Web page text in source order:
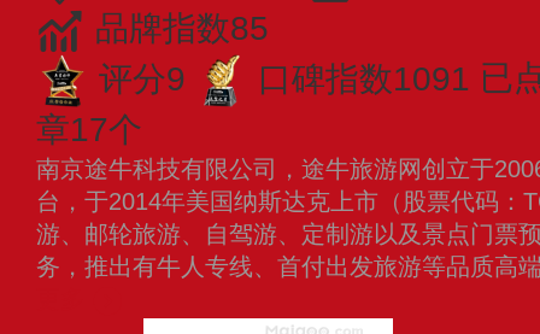
品牌指数85
评分9
口碑指数1091 已
章17个
南京途牛科技有限公司，途牛旅游网创立于
台，于2014年美国纳斯达克上市（股票代码：
游、邮轮旅游、自驾游、定制游以及景点门票
务，推出有牛人专线、首付出发旅游等品质高